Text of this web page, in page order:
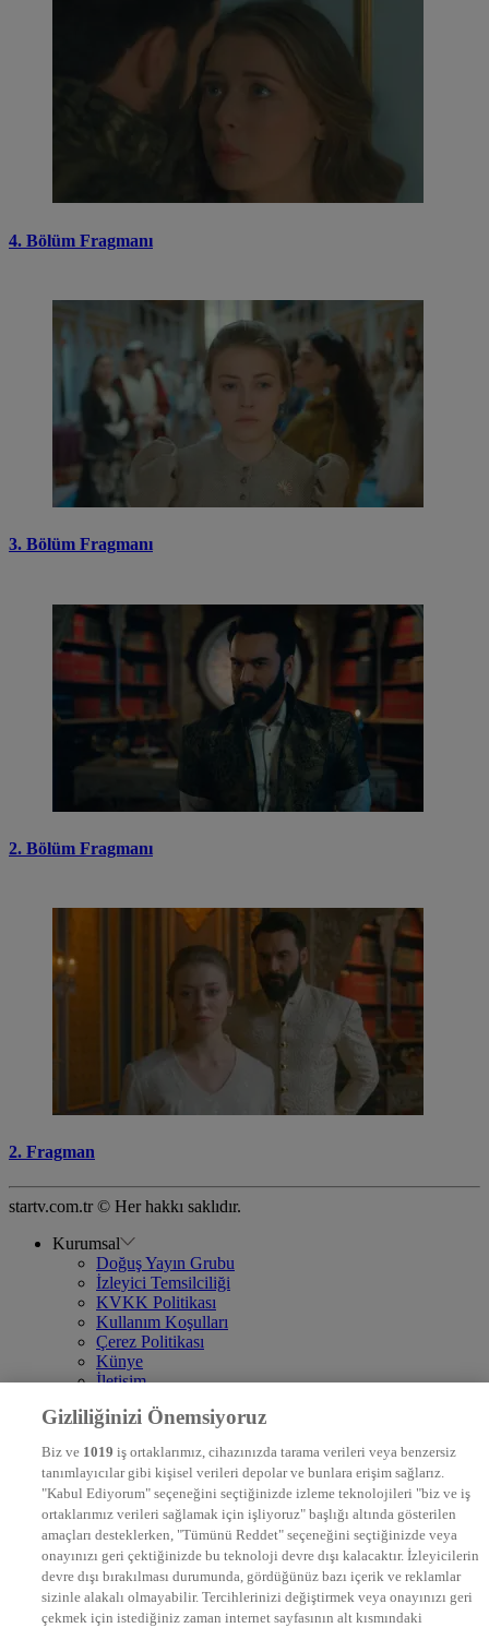
4. Bölüm Fragmanı
3. Bölüm Fragmanı
2. Bölüm Fragmanı
2. Fragman
startv.com.tr © Her hakkı saklıdır.
Kurumsal
Doğuş Yayın Grubu
İzleyici Temsilciliği
KVKK Politikası
Kullanım Koşulları
Çerez Politikası
Künye
İletişim
DYG Televizyonlar
STAR
EURO STAR
KRAL POP TV
DYG Radyolar
NTV RADYO
KRAL FM
KRAL POP
EKSEN
VOYAGE
Gizliliğinizi Önemsiyoruz
Biz ve 1019 iş ortaklarımız, cihazınızda tarama verileri veya benzersiz
tanımlayıcılar gibi kişisel verileri depolar ve bunlara erişim sağlarız.
"Kabul Ediyorum" seçeneğini seçtiğinizde izleme teknolojileri "biz ve iş
ortaklarımız verileri sağlamak için işliyoruz" başlığı altında gösterilen
amaçları desteklerken, "Tümünü Reddet" seçeneğini seçtiğinizde veya
onayınızı geri çektiğinizde bu teknoloji devre dışı kalacaktır. İzleyicilerin
devre dışı bırakılması durumunda, gördüğünüz bazı içerik ve reklamlar
sizinle alakalı olmayabilir. Tercihlerinizi değiştirmek veya onayınızı geri
çekmek için istediğiniz zaman internet sayfasının alt kısmındaki